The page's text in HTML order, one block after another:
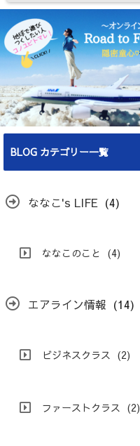
BLOG カテゴリー一覧
ななこ's LIFE (4)
ななこのこと (4)
エアライン情報 (14)
ビジネスクラス (2)
ファーストクラス (2)